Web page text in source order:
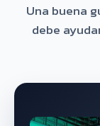
Una buena
debe